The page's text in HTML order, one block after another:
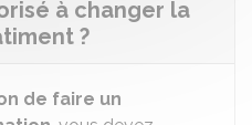
à changer la
?
de faire un